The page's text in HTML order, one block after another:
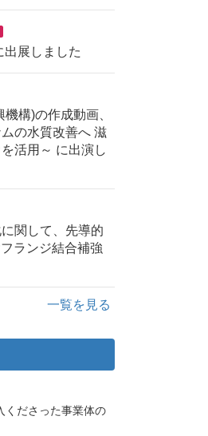
展しました
構)の作成動画、
ムの水質改善へ 滋
活用～ に出演し
関して、先導的
ランジ結合補強
一覧を見る
くださった事業体の